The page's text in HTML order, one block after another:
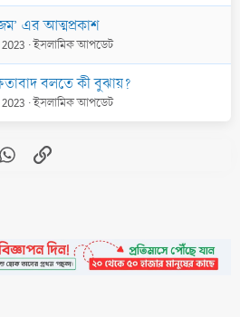
এর আত্মপ্রকাশ
ইসলামিক আপডেট
বলতে কী বুঝায়?
ইসলামিক আপডেট
WhatsApp
Link